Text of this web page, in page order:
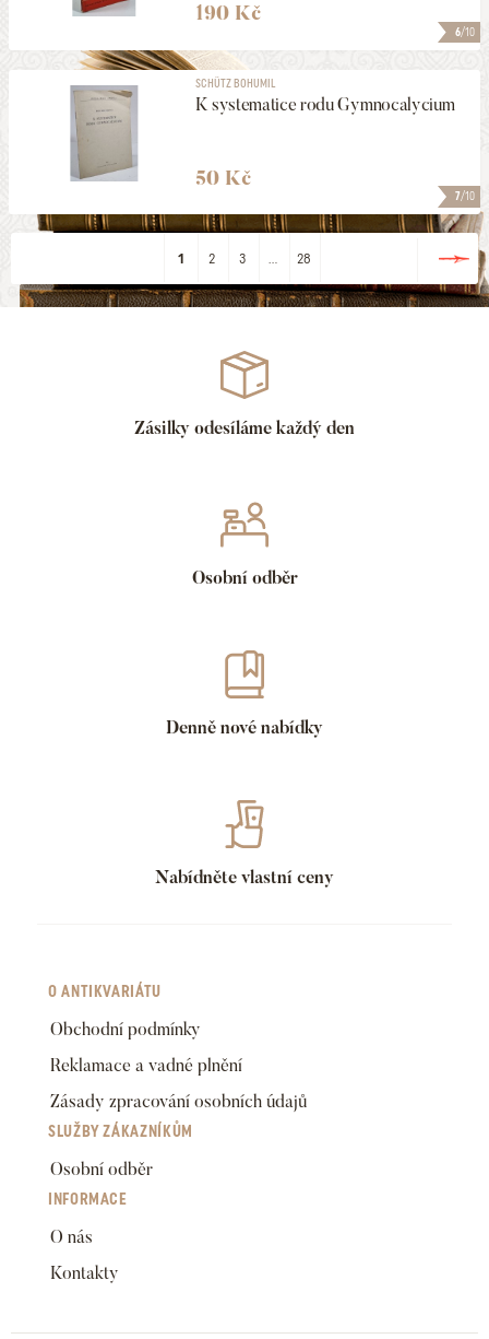
6/10
190 Kč
7/10
SCHÜTZ BOHUMIL
K systematice rodu Gymnocalycium
50 Kč
1 2 3 28
Zásilky odesíláme každý den
Osobní odběr
Denně nové nabídky
Nabídněte vlastní ceny
O ANTIKVARIÁTU
Obchodní podmínky
Reklamace a vadné plnění
Zásady zpracování osobních údajů
SLUŽBY ZÁKAZNÍKŮM
Osobní odběr
INFORMACE
O nás
Kontakty